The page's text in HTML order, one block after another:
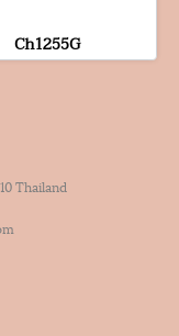
Ch1255G
Thailand